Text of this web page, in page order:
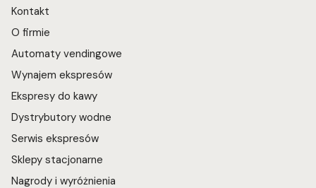
Kontakt
O firmie
Automaty vendingowe
Wynajem ekspresów
Ekspresy do kawy
Dystrybutory wodne
Serwis ekspresów
Sklepy stacjonarne
Nagrody i wyróżnienia